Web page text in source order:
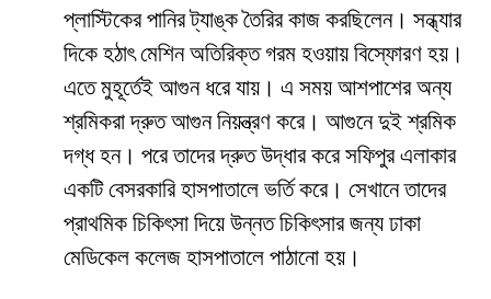
প্লাস্টিকের পানির ট্যাঙ্ক তৈরির কাজ করছিলেন। সন্ধ্যার
দিকে হঠাৎ মেশিন অতিরিক্ত গরম হওয়ায় বিস্ফোরণ হয়।
এতে মুহূর্তেই আগুন ধরে যায়। এ সময় আশপাশের অন্য
শ্রমিকরা দ্রুত আগুন নিয়ন্ত্রণ করে। আগুনে দুই শ্রমিক
দগ্ধ হন। পরে তাদের দ্রুত উদ্ধার করে সফিপুর এলাকার
একটি বেসরকারি হাসপাতালে ভর্তি করে। সেখানে তাদের
প্রাথমিক চিকিৎসা দিয়ে উন্নত চিকিৎসার জন্য ঢাকা
মেডিকেল কলেজ হাসপাতালে পাঠানো হয়।